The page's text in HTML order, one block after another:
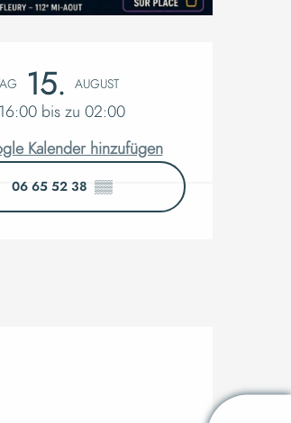
15. AUGUST
bis zu 02:00
Kalender hinzufügen
06 65 52 38 ▒▒